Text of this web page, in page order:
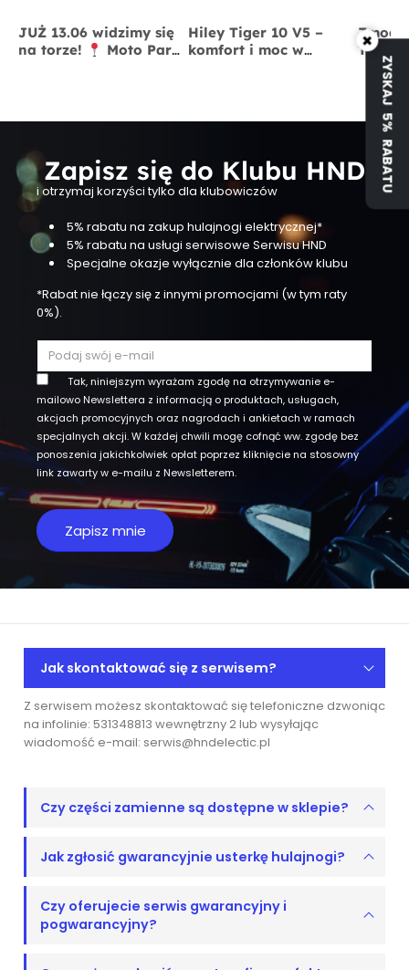
JUŻ 13.06 widzimy się
na torze!
Moto Park
Hiley Tiger 10 V5 –
komfort i moc w
Tiger
x
Zapisz się do Klubu HND
i otrzymaj korzyści tylko dla klubowiczów
5% rabatu na zakup hulajnogi elektrycznej*
5% rabatu na usługi serwisowe Serwisu HND
Specjalne okazje wyłącznie dla członków klubu
*Rabat nie łączy się z innymi promocjami (w tym raty
0%).
Tak, niniejszym wyrażam zgodę na otrzymywanie e-
mailowo Newslettera z informacją o produktach, usługach,
akcjach promocyjnych oraz nagrodach i ankietach w ramach
specjalnych akcji. W każdej chwili mogę cofnąć ww. zgodę bez
ponoszenia jakichkolwiek opłat poprzez kliknięcie na stosowny
link zawarty w e-mailu z Newsletterem.
Jak skontaktować się z serwisem?
Z serwisem możesz skontaktować się telefoniczne dzwoniąc
na infolinie: 531348813 wewnętrzny 2 lub wysyłając
wiadomość e-mail: serwis@hndelectic.pl
Czy części zamienne są dostępne w sklepie?
Jak zgłosić gwarancyjnie usterkę hulajnogi?
Czy oferujecie serwis gwarancyjny i
pogwarancyjny?
×
ZYSKAJ 5% RABATU